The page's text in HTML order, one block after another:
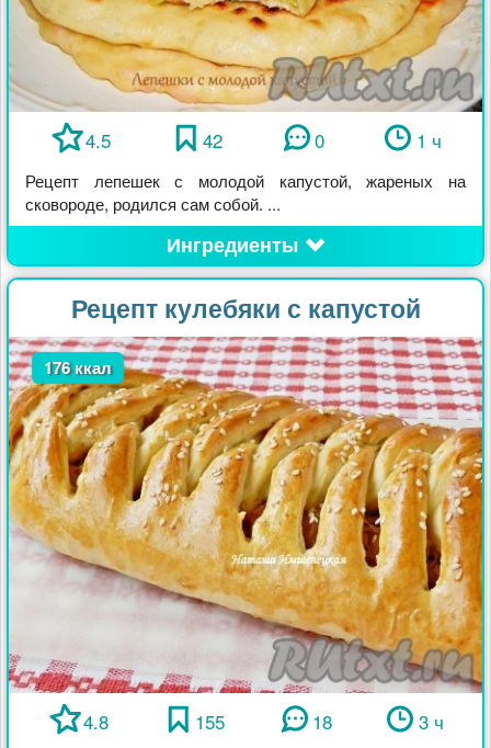
4.5 42 0 1 ч
Рецепт лепешек с молодой капустой, жареных на
сковороде, родился сам собой. ...
Ингредиенты
Рецепт кулебяки с капустой
176 ккал
4.8 155 18 3 ч